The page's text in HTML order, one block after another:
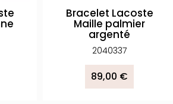
Bracelet Lacoste
Maille palmier
argenté
2040337
89,00 €